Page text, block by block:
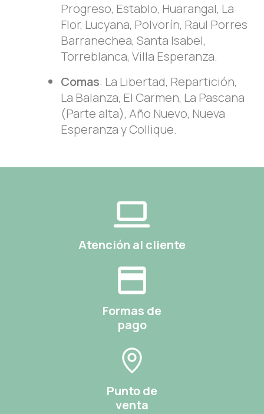
Progreso, Establo, Huarangal, La
Flor, Lucyana, Polvorín, Raul Porres
Barranechea, Santa Isabel,
Torreblanca, Villa Esperanza.
Comas: La Libertad, Repartición,
La Balanza, El Carmen, La Pascana
(Parte alta), Año Nuevo, Nueva
Esperanza y Collique.
Atención al cliente
Formas de
pago
Punto de
venta